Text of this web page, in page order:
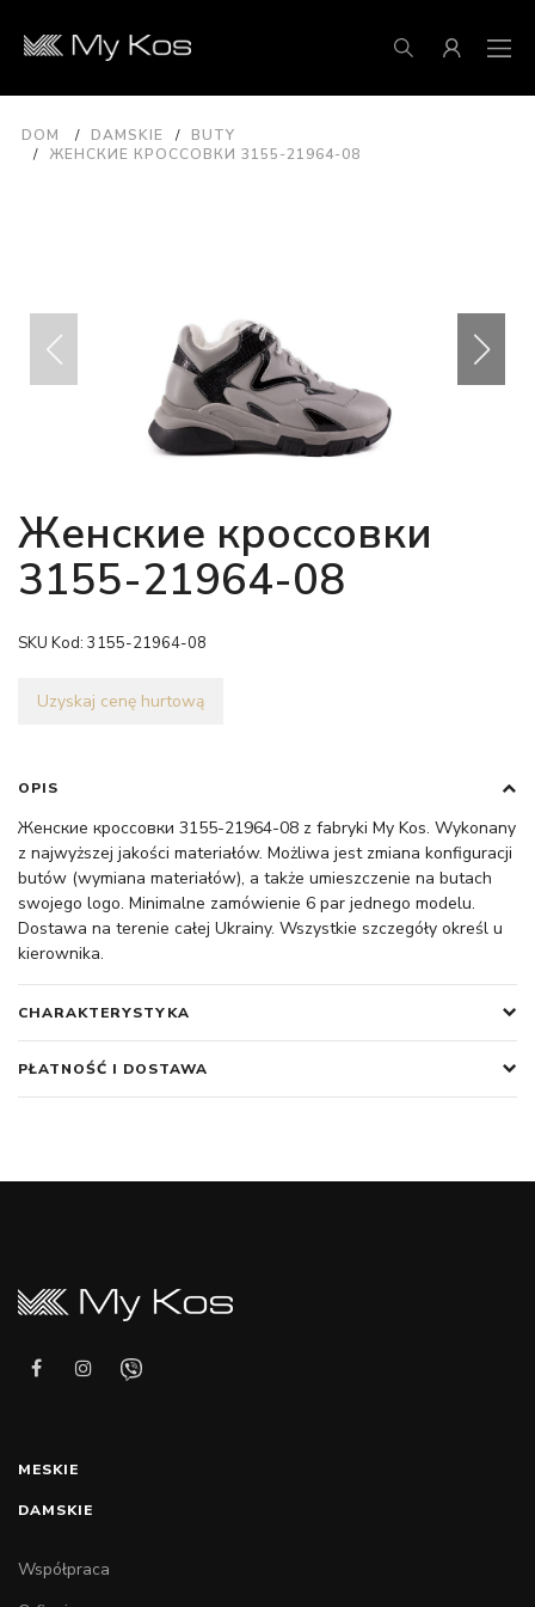
DOM DAMSKIE
BUTY
ЖЕНСКИЕ КРОССОВКИ 3155-21964-08
Женские кроссовки
3155-21964-08
SKU Kod: 3155-21964-08
Uzyskaj cenę hurtową
OPIS
Женские кроссовки 3155-21964-08 z fabryki My Kos. Wykonany
z najwyższej jakości materiałów. Możliwa jest zmiana konfiguracji
butów (wymiana materiałów), a także umieszczenie na butach
swojego logo. Minimalne zamówienie 6 par jednego modelu.
Dostawa na terenie całej Ukrainy. Wszystkie szczegóły określ u
kierownika.
CHARAKTERYSTYKA
PŁATNOŚĆ I DOSTAWA
MESKIE
DAMSKIE
Współpraca